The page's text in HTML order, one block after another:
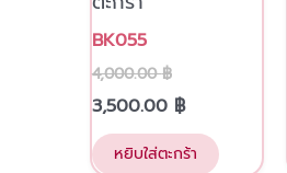
BK055
4,000.00฿
3,500.00 ฿
หยิบใส่ตะกร้า